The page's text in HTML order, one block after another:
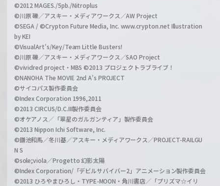
©2012 MAGES./5pb./Nitroplus
©川原 礫／アスキー・メディアワークス／AW Project
©SEGA / ©Crypton Future Media, Inc. www.crypton.net Illustration
by KEI
©VisualArt's/Key/Team Little Busters!
©川原 礫／アスキー・メディアワークス／SAO Project
©vividred project・MBS ©2013 プロジェクトラブライブ！
©NANOHA The MOVIE 2nd A's PROJECT
©サイコパス製作委員会
©Index Corporation 1996,2011
©2013 CIRCUS/D.C.III製作委員会
©オケアノス／「翠星のガルガンティア」製作委員会
©2013 Nippon Ichi Software, Inc.
©鎌池和馬／冬川基／アスキー・メディアワークス／PROJECT-RAILGU
N S
©sole;viola／Progetto 幻影太陽
©Index Corporation/「デビルサバイバー2」アニメーション製作委員会
©2013 ひろやまひろし・TYPE-MOON・角川書店／「プリズマ☆イリ